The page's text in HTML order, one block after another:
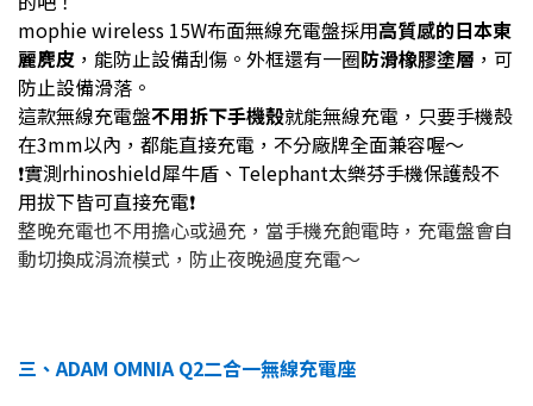
mophie wireless 15W布面無線充電盤採用高質感的日本東
麗麂皮 ，能防止設備刮傷。外框還有一圈防滑橡膠塗層 ，可
防止設備滑落。
這款無線充電盤不用拆下手機殼就能無線充電，只要手機殼
在3mm以內，都能直接充電，不分廠牌全面兼容喔～
❗️實測rhinoshield犀牛盾、Telephant太樂芬手機保護殼不
用拔下皆可直接充電❗️
整晚充電也不用擔心或過充，當手機充飽電時，充電盤會自
動切換成涓流模式，防止夜晚過度充電～
三、ADAM OMNIA Q2二合一無線充電座